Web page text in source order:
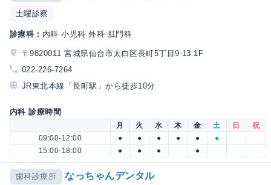
土曜診察
診療科： 内科 小児科 外科 肛門科
〒9820011 宮城県仙台市太白区長町5丁目9-13 1F
022-226-7264
JR東北本線「長町駅」から徒歩10分
内科 診療時間
月 火 水 木 金 土 日
祝
09:00-12:00
● ● ● ● ●
●
15:00-18:00
● ● ● ●
歯科診療所 なっちゃんデンタル